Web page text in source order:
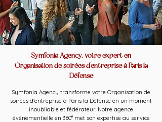
Symfonia Agency, votre expert en
Organisation de soirées d'entreprise à Paris la
Défense
Symfonia Agency transforme votre Organisation de
soirées d'entreprise à Paris la Défense en un moment
inoubliable et fédérateur. Notre agence
événementielle en 360° met son expertise au service